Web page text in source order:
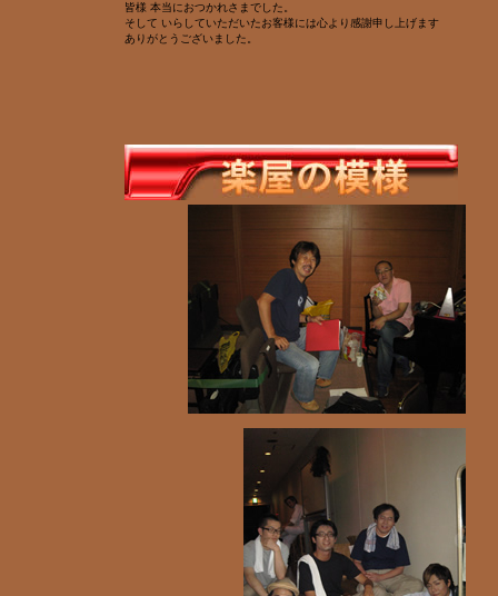
皆様 本当におつかれさまでした。
そして いらしていただいたお客様には心より感謝申し上げます
ありがとうございました。